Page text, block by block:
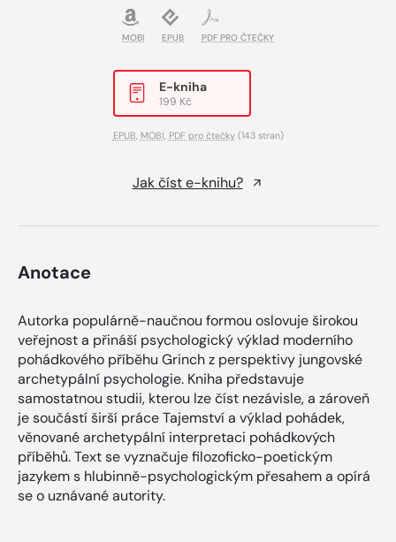
MOBI EPUB PDF PRO ČTEČKY
E-kniha
199 Kč
EPUB MOBI PDF pro čtečky(143 stran)
Jak číst e-knihu?
Anotace
Autorka populárně-naučnou formou oslovuje širokou
veřejnost a přináší psychologický výklad moderního
pohádkového příběhu Grinch z perspektivy jungovské
archetypální psychologie. Kniha představuje
samostatnou studii, kterou lze číst nezávisle, a zároveň
je součástí širší práce Tajemství a výklad pohádek,
věnované archetypální interpretaci pohádkových
příběhů. Text se vyznačuje filozoficko-poetickým
jazykem s hlubinně-psychologickým přesahem a opírá
se o uznávané autority.